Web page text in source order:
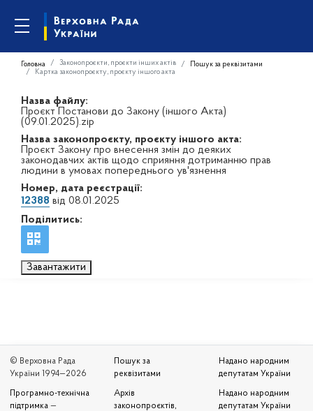
Головна Законопроєкти, проєкти інших актів
Пошук за реквізитами
Картка законопроєкту, проєкту іншого акта
Назва файлу:
Проєкт Постанови до Закону (іншого Акта)
(09.01.2025).zip
Назва законопроєкту, проєкту іншого акта:
Проєкт Закону про внесення змін до деяких
законодавчих актів щодо сприяння дотриманню прав
людини в умовах попереднього ув'язнення
Номер, дата реєстрації:
12388 від 08.01.2025
Поділитись:
Завантажити
© Верховна Рада
України 1994—2026
Програмно-технічна
підтримка —
Пошук за
реквізитами
Архів
законопроєктів,
Надано народним
депутатам України
Надано народним
депутатам України